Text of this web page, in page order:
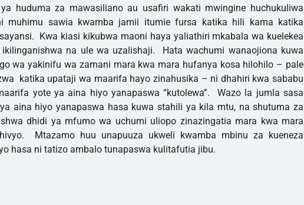
huduma za mawasiliano au usafiri wakati mwingine huchukuliwa
muhimu sawia kwamba jamii itumie fursa katika hili kama katika
Kwa kiasi kikubwa maoni haya yaliathiri mkabala wa kuelekea
na ule wa uzalishaji. Hata wachumi wanaojiona kuwa
wa yakinifu wa zamani mara kwa mara hufanya kosa hilohilo – pale
katika upataji wa maarifa hayo zinahusika – ni dhahiri kwa sababu
yote ya aina hiyo yanapaswa “kutolewa”. Wazo la jumla sasa
aina hiyo yanapaswa hasa kuwa stahili ya kila mtu, na shutuma za
dhidi ya mfumo wa uchumi uliopo zinazingatia mara kwa mara
Mtazamo huu unapuuza ukweli kwamba mbinu za kueneza
hasa ni tatizo ambalo tunapaswa kulitafutia jibu.